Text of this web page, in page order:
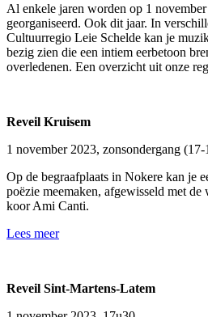
Al enkele jaren worden op 1
georganiseerd. Ook dit jaar. In
Cultuurregio Leie Schelde kan je
bezig zien die een intiem eerbetoon
overledenen. Een overzicht uit onze
Reveil Kruisem
1 november 2023, zonsondergang (17-
Op de begraafplaats in Nokere kan je
poëzie meemaken, afgewisseld met de
koor Ami Canti.
Lees meer
Reveil Sint-Martens-Latem